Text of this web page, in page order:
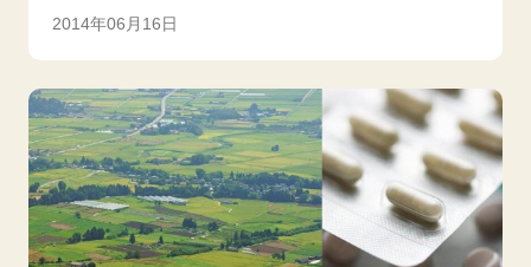
2014年06月16日